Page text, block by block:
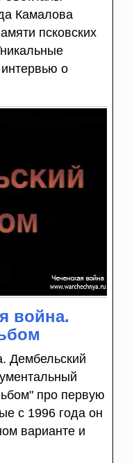
Камалова
псковских
о
война.
Дембельский
про первую
с 1996 года он
варианте и